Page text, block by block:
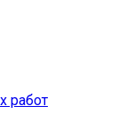
работ